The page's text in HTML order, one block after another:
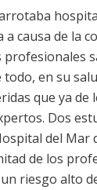
causa de la
profesionales
en su
que ya de
Dos
del Mar
de los
riesgo alto